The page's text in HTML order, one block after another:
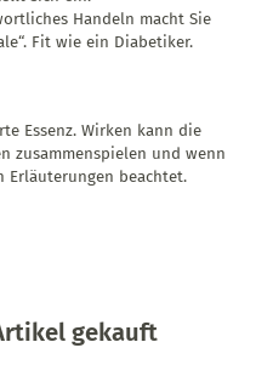
Handeln macht Sie
Fit wie ein Diabetiker.
Essenz. Wirken kann die
zusammenspielen und wenn
Erläuterungen beachtet.
gekauft